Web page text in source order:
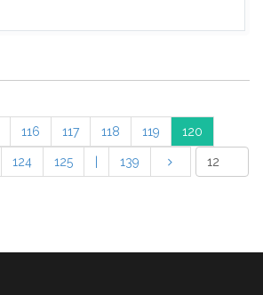
116 117 118 119 120
124 125 139